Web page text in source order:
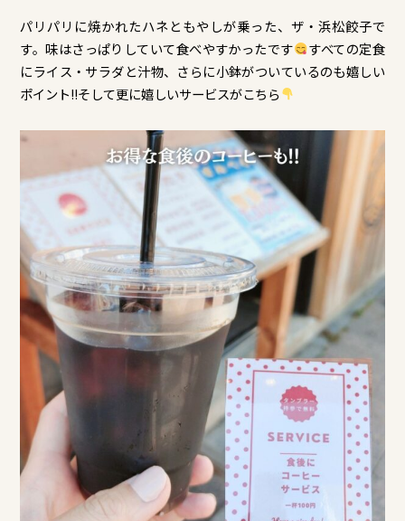
パリパリに焼かれたハネともやしが乗った、ザ・浜松餃子で
す。味はさっぱりしていて食べやすかったです
すべての定食
にライス・サラダと汁物、さらに小鉢がついているのも嬉しい
ポイント!!そして更に嬉しいサービスがこちら